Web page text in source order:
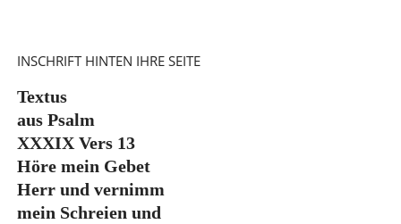
INSCHRIFT HINTEN IHRE SEITE
Textus
aus Psalm
XXXIX Vers 13
Höre mein Gebet
Herr und vernimm
mein Schreien und